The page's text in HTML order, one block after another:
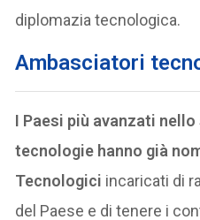
diplomazia tecnologica.
Ambasciatori
I Paesi più avanzati
tecnologie hanno già
Tecnologici incaricati di
del Paese e di tenere i